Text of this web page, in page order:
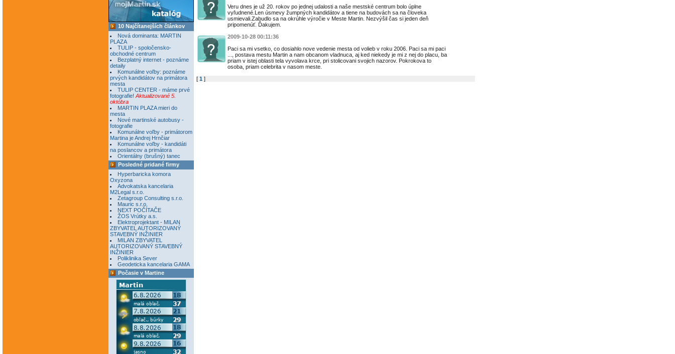
10 Najčítanejších článkov
Nová dominanta: MARTIN
PLAZA
TULIP - spoločensko-
obchodné centrum
Bezplatný internet - poznáme
detaily
Komunálne voľby: poznáme
prvých kandidátov na primátora
mesta
TULIP CENTER - máme prvé
fotografie! Aktualizované 5.
októbra
MARTIN PLAZA mieri do
mesta
Nové martinské autobusy -
fotografie
Komunálne voľby - primátorom
Martina je Andrej Hrnčiar
Komunálne voľby - kandidáti
na poslancov a primátora
Orientálny (brušný) tanec
Posledné pridané firmy
Hyperbaricka komora
Oxyzona
Advokatska kancelaria
M2Legal s.r.o.
Zetagroup Consulting s.r.o.
Mauric s.r.o.
NEXT POČÍTAČE
ŽOS Vrútky a.s.
Elektroprojektant - MILAN
ZBYVATEL AUTORIZOVANÝ
STAVEBNÝ INŽINIER
MILAN ZBYVATEL
AUTORIZOVANÝ STAVEBNÝ
INŽINIER
Poliklinika Sever
Geodeticka kancelaria GAMA
Počasie v Martine
Veru dnes je už 20. rokov po jednej udalosti a naše mestské centrum bolo úplne
vyľudnené.Len úsmevy žumpných kandidátov a tiene na budovách sa na človeka
usmievali.Zabudlo sa na okrúhle výročie v Meste Martin. Nezvýšil čas si jeden deň
pripomenúť. Ďakujem.
2009-10-28 00:11:36
Paci sa mi vsetko, co dosiahlo nove vedenie mesta od volieb v roku 2006. Paci sa mi paci
..., postava mestu Martin a nam obcanom vladnuca, aj ked niekedy je mi z nej do placu, ba
priam v istej oblasti tela vyvolava krce, pri stolicovani svojich nazorov. Pokrokova to
osoba, priam celebrita v nasom meste.
[ 1 ]